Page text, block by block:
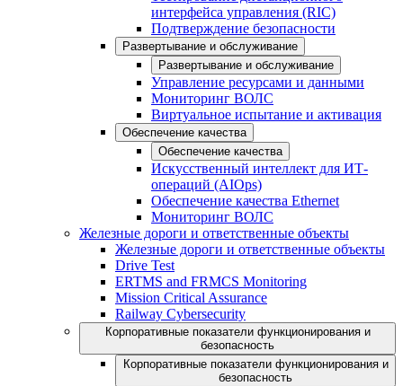
интерфейса управления (RIC)
Подтверждение безопасности
Развертывание и обслуживание
Развертывание и обслуживание
Управление ресурсами и данными
Мониторинг ВОЛС
Виртуальное испытание и активация
Обеспечение качества
Обеспечение качества
Искусственный интеллект для ИТ-
операций (AIOps)
Обеспечение качества Ethernet
Мониторинг ВОЛС
Железные дороги и ответственные объекты
Железные дороги и ответственные объекты
Drive Test
ERTMS and FRMCS Monitoring
Mission Critical Assurance
Railway Cybersecurity
Корпоративные показатели функционирования и
безопасность
Корпоративные показатели функционирования и
безопасность